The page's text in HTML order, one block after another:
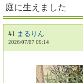
庭に生えました
#1 まるりん
2026/07/07 09:14